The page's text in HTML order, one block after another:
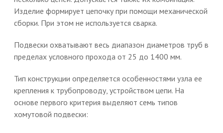
Изделие формирует цепочку при помощи механической
сборки. При этом не используется сварка.
Подвески охватывают весь диапазон диаметров труб в
пределах условного прохода от 25 до 1400 мм.
Тип конструкции определяется особенностями узла ее
крепления к трубопроводу, устройством цепи. На
основе первого критерия выделяют семь типов
хомутовой подвески: